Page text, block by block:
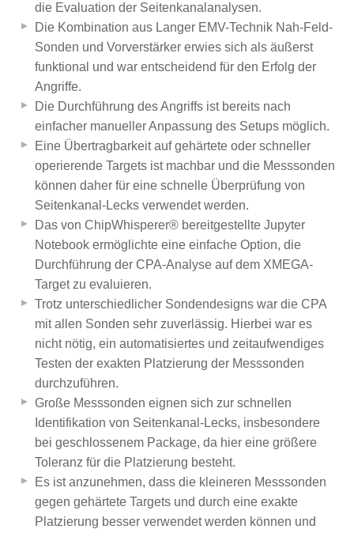
die Evaluation der Seitenkanalanalysen.
Die Kombination aus Langer EMV-Technik Nah-Feld-
Sonden und Vorverstärker erwies sich als äußerst
funktional und war entscheidend für den Erfolg der
Angriffe.
Die Durchführung des Angriffs ist bereits nach
einfacher manueller Anpassung des Setups möglich.
Eine Übertragbarkeit auf gehärtete oder schneller
operierende Targets ist machbar und die Messsonden
können daher für eine schnelle Überprüfung von
Seitenkanal-Lecks verwendet werden.
Das von ChipWhisperer® bereitgestellte Jupyter
Notebook ermöglichte eine einfache Option, die
Durchführung der CPA-Analyse auf dem XMEGA-
Target zu evaluieren.
Trotz unterschiedlicher Sondendesigns war die CPA
mit allen Sonden sehr zuverlässig. Hierbei war es
nicht nötig, ein automatisiertes und zeitaufwendiges
Testen der exakten Platzierung der Messsonden
durchzuführen.
Große Messsonden eignen sich zur schnellen
Identifikation von Seitenkanal-Lecks, insbesondere
bei geschlossenem Package, da hier eine größere
Toleranz für die Platzierung besteht.
Es ist anzunehmen, dass die kleineren Messsonden
gegen gehärtete Targets und durch eine exakte
Platzierung besser verwendet werden können und